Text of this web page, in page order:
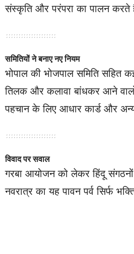
संस्कृति और परंपरा का पालन करते
समितियों ने बनाए नए नियम
भोपाल की भोजपाल समिति
तिलक और कलावा बांधकर आने
पहचान के लिए आधार कार्ड और अन्य
विवाद पर सवाल
गरबा आयोजन को लेकर हिंदू
नवरात्र का यह पावन पर्व सिर्फ